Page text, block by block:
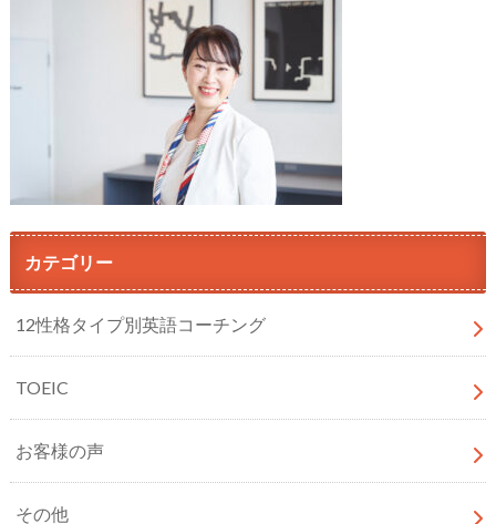
カテゴリー
12性格タイプ別英語コーチング
TOEIC
お客様の声
その他